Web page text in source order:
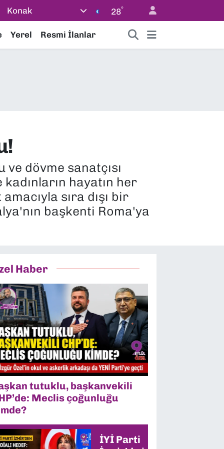
Konak 28°
Yerel Resmi İlanlar
dövme sanatçısı
hayatın her
sıra dışı bir
başkenti Roma'ya
Haber
tutuklu, başkanvekili
Meclis çoğunluğu
İYİ Parti